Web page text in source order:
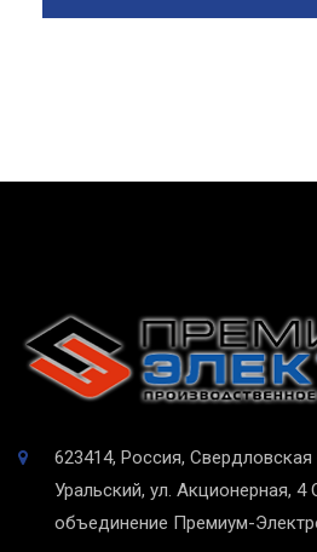
623414, Россия,
Уральский, ул. Акционерная, 4
объединение Премиум-